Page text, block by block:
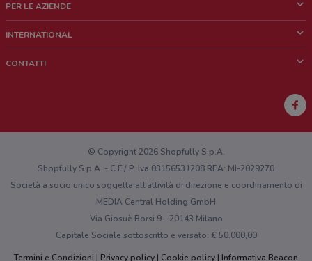
Chi siamo
Lavora con noi
PER LE AZIENDE
Richieste commerciali e marketing
INTERNATIONAL
CONTATTI
Hai un malfunzionamento sul web o sull'app?
© Copyright 2026 Shopfully S.p.A.
Shopfully S.p.A. - C.F / P. Iva 03156531208 REA: MI-2029270
Società a socio unico soggetta all’attività di direzione e coordinamento di
MEDIA Central Holding GmbH
Via Giosuè Borsi 9 - 20143 Milano
Capitale Sociale sottoscritto e versato: € 50.000,00
Termini e Condizioni
Privacy policy Cookie policy Informativa Beacon